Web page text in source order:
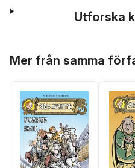
Utforska
Mer från samma